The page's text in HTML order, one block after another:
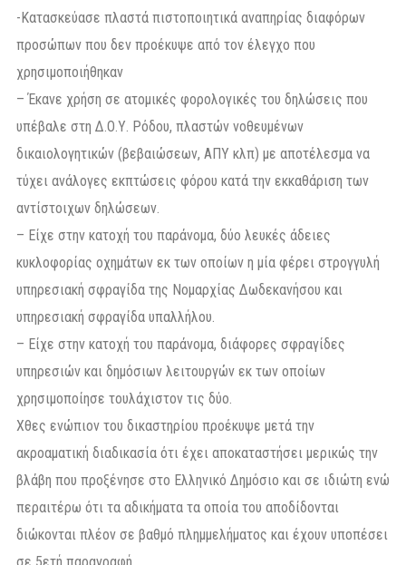
-Κατασκεύασε πλαστά πιστοποιητικά αναπηρίας διαφόρων
προσώπων που δεν προέκυψε από τον έλεγχο που
χρησιμοποιήθηκαν
– Έκανε χρήση σε ατομικές φορολογικές του δηλώσεις που
υπέβαλε στη Δ.Ο.Υ. Ρόδου, πλαστών νοθευμένων
δικαιολογητικών (βεβαιώσεων, ΑΠΥ κλπ) με αποτέλεσμα να
τύχει ανάλογες εκπτώσεις φόρου κατά την εκκαθάριση των
αντίστοιχων δηλώσεων.
– Είχε στην κατοχή του παράνομα, δύο λευκές άδειες
κυκλοφορίας οχημάτων εκ των οποίων η μία φέρει στρογγυλή
υπηρεσιακή σφραγίδα της Νομαρχίας Δωδεκανήσου και
υπηρεσιακή σφραγίδα υπαλλήλου.
– Είχε στην κατοχή του παράνομα, διάφορες σφραγίδες
υπηρεσιών και δημόσιων λειτουργών εκ των οποίων
χρησιμοποίησε τουλάχιστον τις δύο.
Χθες ενώπιον του δικαστηρίου προέκυψε μετά την
ακροαματική διαδικασία ότι έχει αποκαταστήσει μερικώς την
βλάβη που προξένησε στο Ελληνικό Δημόσιο και σε ιδιώτη ενώ
περαιτέρω ότι τα αδικήματα τα οποία του αποδίδονται
διώκονται πλέον σε βαθμό πλημμελήματος και έχουν υποπέσει